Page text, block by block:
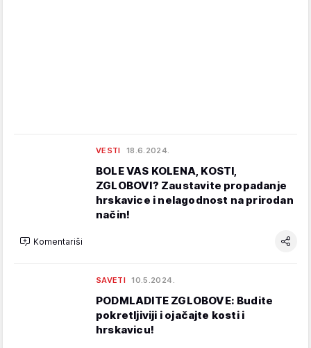
VESTI 18.6.2024.
BOLE VAS KOLENA, KOSTI,
ZGLOBOVI? Zaustavite propadanje
hrskavice i nelagodnost na prirodan
način!
Komentariši
SAVETI 10.5.2024.
PODMLADITE ZGLOBOVE: Budite
pokretljiviji i ojačajte kosti i
hrskavicu!